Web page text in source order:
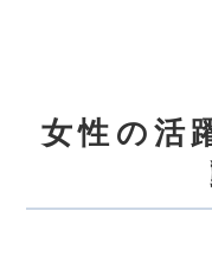
女性の活